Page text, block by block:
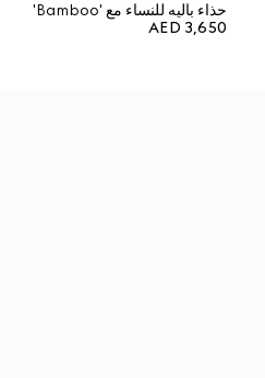
حذاء باليه للنساء مع 'Bamboo'
AED 3,650